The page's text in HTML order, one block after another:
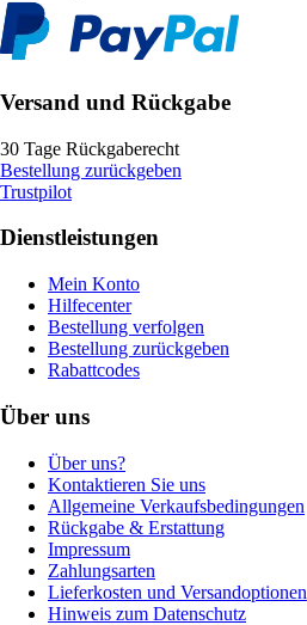
Versand und Rückgabe
30 Tage Rückgaberecht
Bestellung zurückgeben
Trustpilot
Dienstleistungen
Mein Konto
Hilfecenter
Bestellung verfolgen
Bestellung zurückgeben
Rabattcodes
Über uns
Über uns?
Kontaktieren Sie uns
Allgemeine Verkaufsbedingungen
Rückgabe & Erstattung
Impressum
Zahlungsarten
Lieferkosten und Versandoptionen
Hinweis zum Datenschutz